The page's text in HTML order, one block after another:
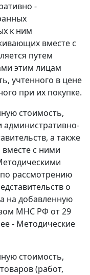
-
к ним
вместе с
путем
этим лицам
учтенного в цене
при их покупке.
стоимость,
административно-
а также
с ними
рассмотрению
о
на добавленную
МНС РФ от 29
- Методические
стоимость,
(работ,